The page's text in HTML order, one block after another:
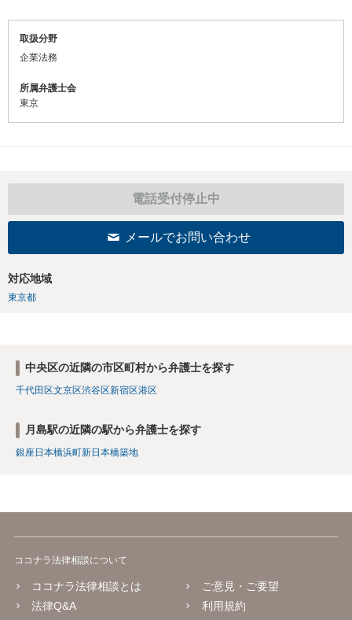
取扱分野
企業法務
所属弁護士会
東京
電話受付停止中
メールでお問い合わせ
対応地域
東京都
中央区の近隣の市区町村から弁護士を探す
千代田区文京区渋谷区新宿区港区
月島駅の近隣の駅から弁護士を探す
銀座日本橋浜町新日本橋築地
ココナラ法律相談について
ココナラ法律相談とは
法律Q&A
ご意見・ご要望
利用規約